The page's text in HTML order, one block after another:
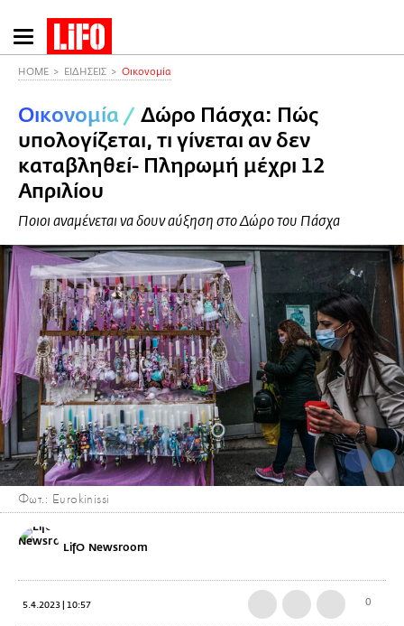
Παράκαμψη
προς
περιεχόμενο
HOME ΕΙΔΗΣΕΙΣ Οικονομία
Οικονομία / Δώρο Πάσχα: Πώς
υπολογίζεται, τι γίνεται αν δεν
καταβληθεί- Πληρωμή μέχρι 12
Απριλίου
Ποιοι αναμένεται να δουν αύξηση στο Δώρο του Πάσχα
Φωτ.: Eurokinissi
LifO Newsroom
5.4.2023 | 10:57 0